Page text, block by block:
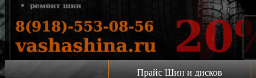
Акция!!!
Прайс Шин и дисков